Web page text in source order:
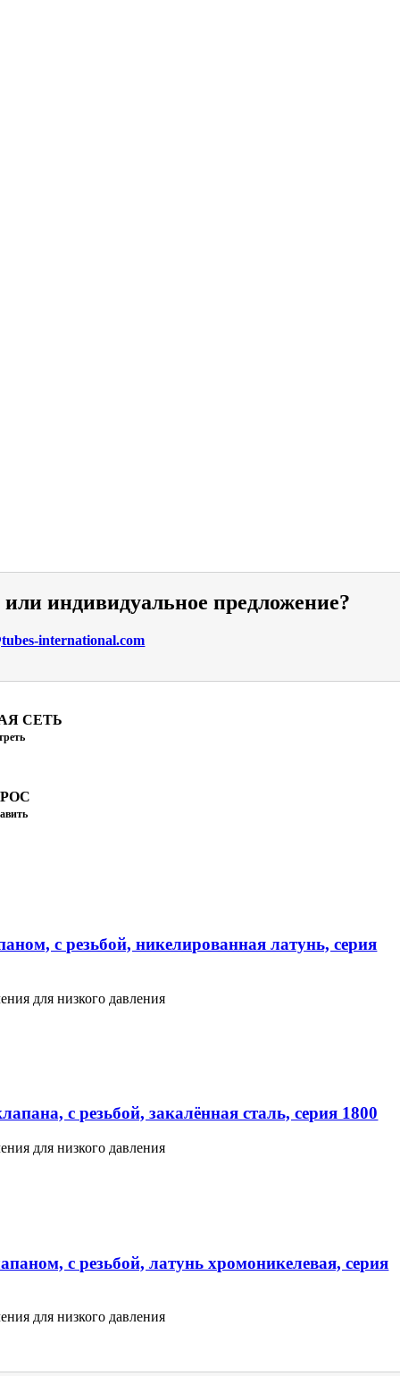
индивидуальное предложение?
international.com
СЕТЬ
с резьбой, никелированная латунь, серия
для низкого давления
с резьбой, закалённая сталь, серия 1800
для низкого давления
с резьбой, латунь хромоникелевая, серия
для низкого давления